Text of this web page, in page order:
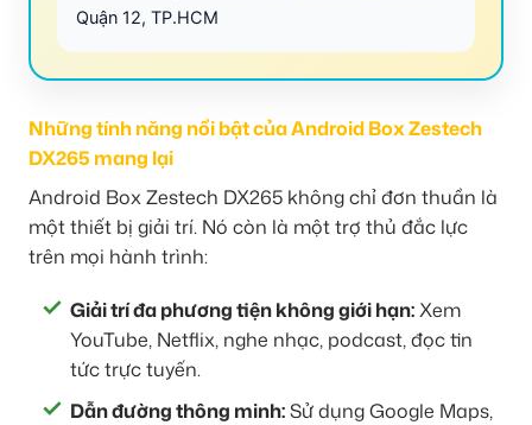
Quận 12, TP.HCM
Những tính năng nổi bật của Android Box Zestech
DX265 mang lại
Android Box Zestech DX265 không chỉ đơn thuần là
một thiết bị giải trí. Nó còn là một trợ thủ đắc lực
trên mọi hành trình:
Giải trí đa phương tiện không giới hạn:Xem
YouTube, Netflix, nghe nhạc, podcast, đọc tin
tức trực tuyến.
Dẫn đường thông minh:Sử dụng Google Maps,